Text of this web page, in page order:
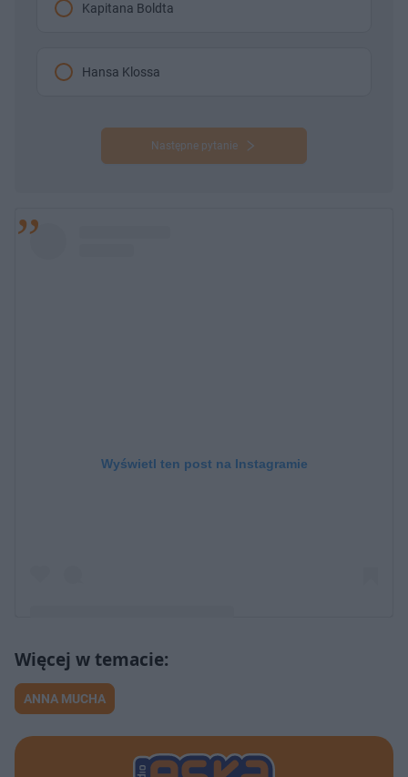
Kapitana Boldta
Hansa Klossa
Następne pytanie
Wyświetl ten post na Instagramie
Post udostępniony przez Anna Mucha (@taannamucha)
ANNA MUCHA